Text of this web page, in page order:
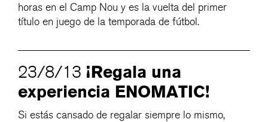
horas en el Camp Nou y es la vuelta del primer
título en juego de la temporada de fútbol.
23/8/13 ¡Regala una
experiencia ENOMATIC!
Si estás cansado de regalar siempre lo mismo,